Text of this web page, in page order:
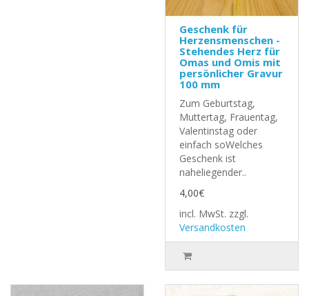
Geschenk für
Herzensmenschen -
Stehendes Herz für
Omas und Omis mit
persönlicher Gravur
100 mm
Zum Geburtstag,
Muttertag, Frauentag,
Valentinstag oder
einfach soWelches
Geschenk ist
naheliegender..
4,00€
incl. MwSt. zzgl.
Versandkosten